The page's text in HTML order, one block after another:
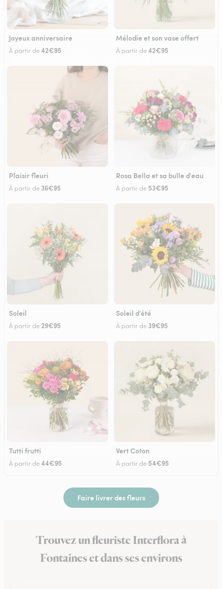
Joyeux anniversaire
À partir de42€95
Mélodie et son vase offert
À partir de42€95
Plaisir fleuri
À partir de 36€95
Rosa Bella et sa bulle d'eau
À partir de 53€95
Soleil
À partir de 29€95
Soleil d'été
À partir de 39€95
Tutti frutti
À partir de44€95
Vert Coton
À partir de 54€95
Faire livrer des fleurs
Trouvez un fleuriste Interflora à
Fontaines et dans ses environs